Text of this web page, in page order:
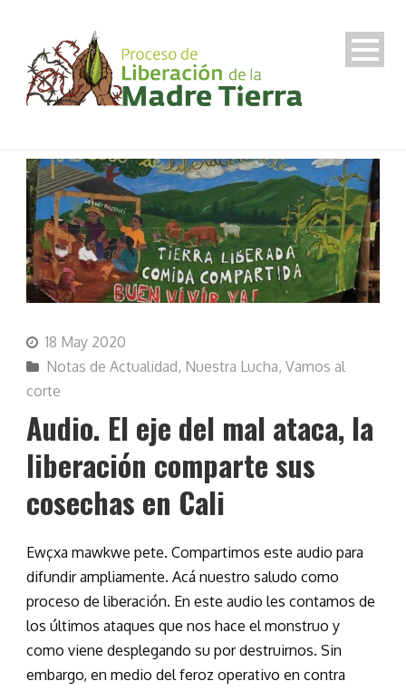
18 May 2020
Notas de Actualidad, Nuestra Lucha, Vamos al
corte
Audio. El eje del mal ataca, la
liberación comparte sus
cosechas en Cali
Ewçxa mawkwe pete. Compartimos este audio para
difundir ampliamente. Acá nuestro saludo como
proceso de liberación. En este audio les contamos de
los últimos ataques que nos hace el monstruo y
como viene desplegando su por destruirnos. Sin
embargo, en medio del feroz operativo en contra